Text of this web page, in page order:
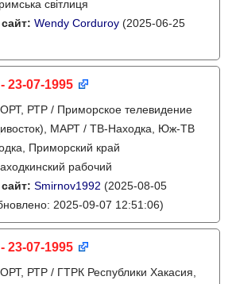
світлиця
Wendy Corduroy (2025-06-25
23-07-1995
ОРТ, РТР / Приморское телевидение
МАРТ / ТВ-Находка, Юж-ТВ
Приморский край
рабочий
Smirnov1992 (2025-08-05
2025-09-07 12:51:06)
23-07-1995
ОРТ, РТР / ГТРК Республики Хакасия,